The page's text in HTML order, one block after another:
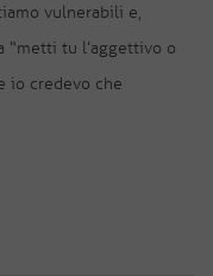
vulnerabili e,
“metti tu l’aggettivo o
io credevo che